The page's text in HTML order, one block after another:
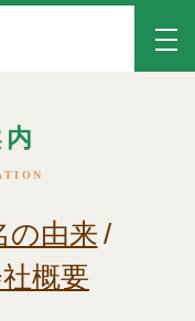
の由来 /
概要